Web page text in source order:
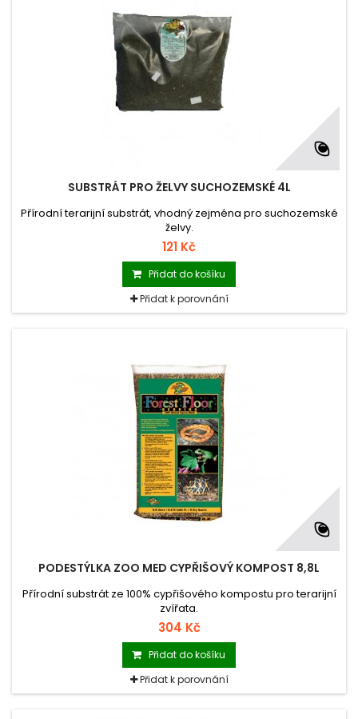
SUBSTRÁT PRO ŽELVY SUCHOZEMSKÉ 4L
Přírodní terarijní substrát, vhodný zejména pro suchozemské
želvy.
121 Kč
Přidat do košíku
Přidat k porovnání
PODESTÝLKA ZOO MED CYPŘIŠOVÝ KOMPOST 8,8L
Přírodní substrát ze 100% cypřišového kompostu pro terarijní
zvířata.
304 Kč
Přidat do košíku
Přidat k porovnání